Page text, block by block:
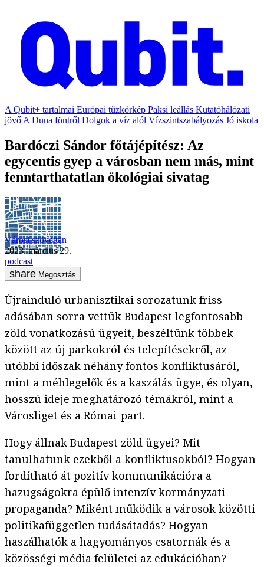
A Qubit+ tartalmai Európai tűzkörkép Paksi leállás Kutatóhálózati
jövő A Duna föntről Dolgok a víz alól Vízszintszabályozás Jó iskola
Bardóczi Sándor főtájépítész: Az
egycentis gyep a városban nem más, mint
fenntarthatatlan ökológiai sivatag
Városi szövettan
2023. március 29.
podcast
Megosztás
Újrainduló urbanisztikai sorozatunk friss
adásában sorra vettük Budapest legfontosabb
zöld vonatkozású ügyeit, beszéltünk többek
között az új parkokról és telepítésekről, az
utóbbi időszak néhány fontos konfliktusáról,
mint a méhlegelők és a kaszálás ügye, és olyan,
hosszú ideje meghatározó témákról, mint a
Városliget és a Római-part.
Hogy állnak Budapest zöld ügyei? Mit
tanulhatunk ezekből a konfliktusokból? Hogyan
fordítható át pozitív kommunikációra a
hazugságokra épülő intenzív kormányzati
propaganda? Miként működik a városok közötti
politikafüggetlen tudásátadás? Hogyan
haszálhatók a hagyományos csatornák és a
közösségi média felületei az edukációban?